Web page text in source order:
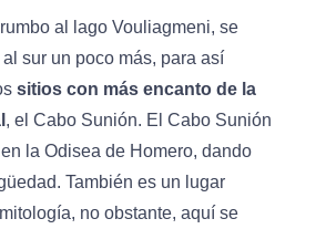
al lago Vouliagmeni, se
sur un poco más, para así
sitios con más encanto de la
, el Cabo Sunión. El Cabo Sunión
la Odisea de Homero, dando
También es un lugar
no obstante, aquí se